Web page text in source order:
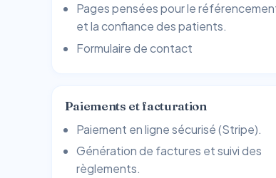
Pages pensées pour le
et la confiance des patients.
Formulaire de contact
Paiements et facturation
Paiement en ligne sécurisé (Stripe).
Génération de factures et suivi des
règlements.